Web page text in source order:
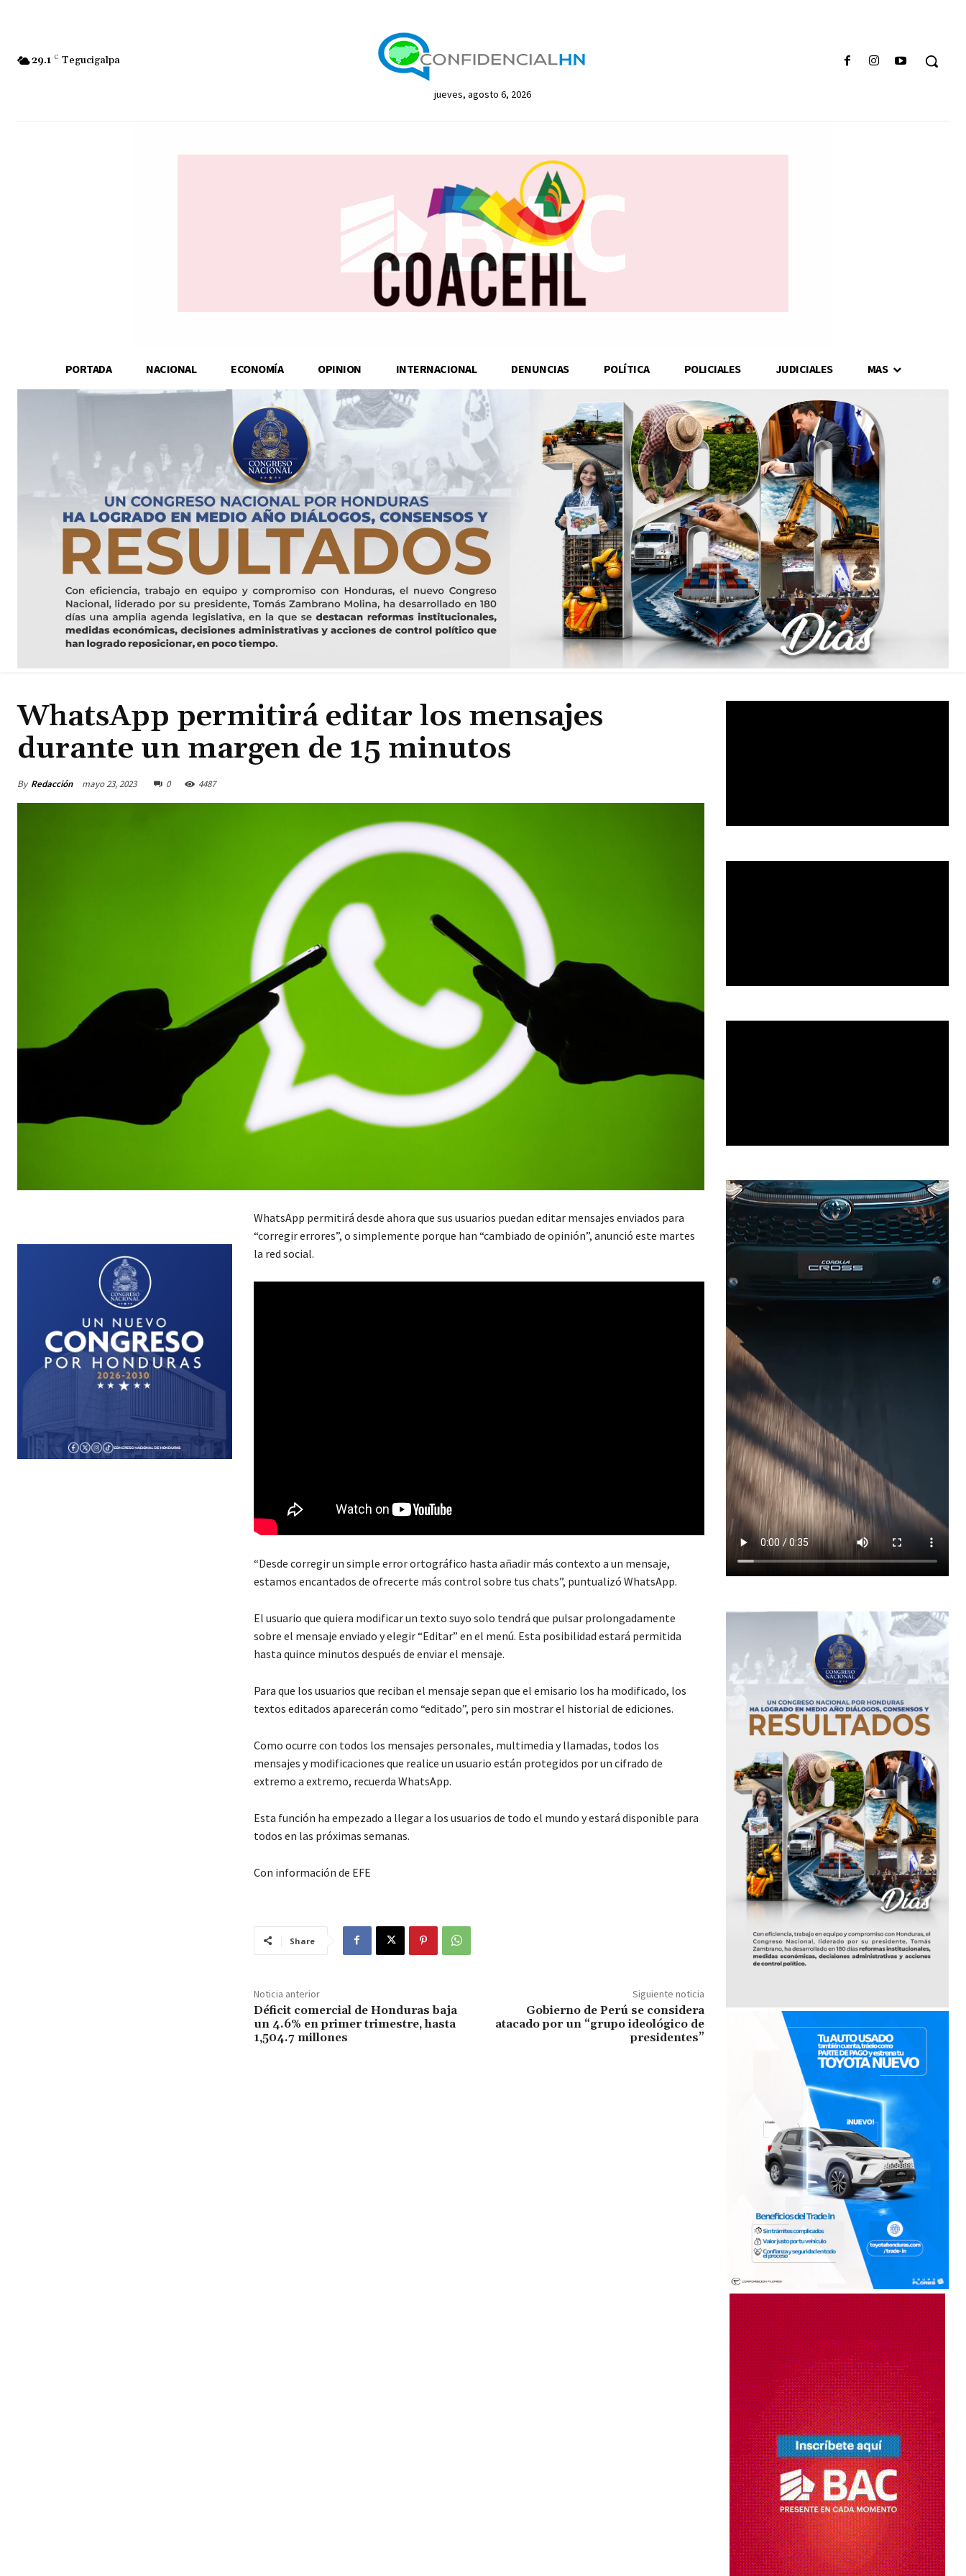
29.1 C Tegucigalpa
jueves, agosto 6, 2026
PORTADA NACIONAL ECONOMÍA OPINION INTERNACIONAL DENUNCIAS POLÍTICA POLICIALES JUDICIALES MAS
WhatsApp permitirá editar los mensajes
durante un margen de 15 minutos
By Redacción mayo 23, 2023 0 4487
WhatsApp permitirá desde ahora que sus usuarios puedan editar mensajes enviados para
“corregir errores”, o simplemente porque han “cambiado de opinión”, anunció este martes
la red social.
“Desde corregir un simple error ortográfico hasta añadir más contexto a un mensaje,
estamos encantados de ofrecerte más control sobre tus chats”, puntualizó WhatsApp.
El usuario que quiera modificar un texto suyo solo tendrá que pulsar prolongadamente
sobre el mensaje enviado y elegir “Editar” en el menú. Esta posibilidad estará permitida
hasta quince minutos después de enviar el mensaje.
Para que los usuarios que reciban el mensaje sepan que el emisario los ha modificado, los
textos editados aparecerán como “editado”, pero sin mostrar el historial de ediciones.
Como ocurre con todos los mensajes personales, multimedia y llamadas, todos los
mensajes y modificaciones que realice un usuario están protegidos por un cifrado de
extremo a extremo, recuerda WhatsApp.
Esta función ha empezado a llegar a los usuarios de todo el mundo y estará disponible para
todos en las próximas semanas.
Con información de EFE
Share
Noticia anterior
Déficit comercial de Honduras baja
un 4.6% en primer trimestre, hasta
1,504.7 millones
Siguiente noticia
Gobierno de Perú se considera
atacado por un “grupo ideológico de
presidentes”